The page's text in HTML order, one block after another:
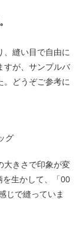
、縫い目で自由に
すが、サンプルバ
。どうぞご参考に
大きさで印象が変
生かして、「00
じで縫っていま